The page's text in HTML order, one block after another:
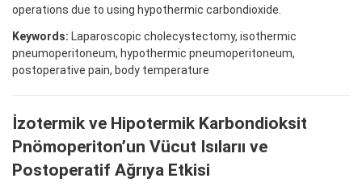
operations due to using hypothermic carbondioxide.
Keywords: Laparoscopic cholecystectomy, isothermic
pneumoperitoneum, hypothermic pneumoperitoneum,
postoperative pain, body temperature
İzotermik ve Hipotermik Karbondioksit
Pnömoperiton’un Vücut Isılarıı ve
Postoperatif Ağrıya Etkisi